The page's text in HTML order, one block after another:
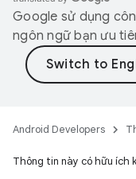
Google sử dụng
ngôn ngữ bạn ưu
Android Developers
Thông tin này có hữu ích